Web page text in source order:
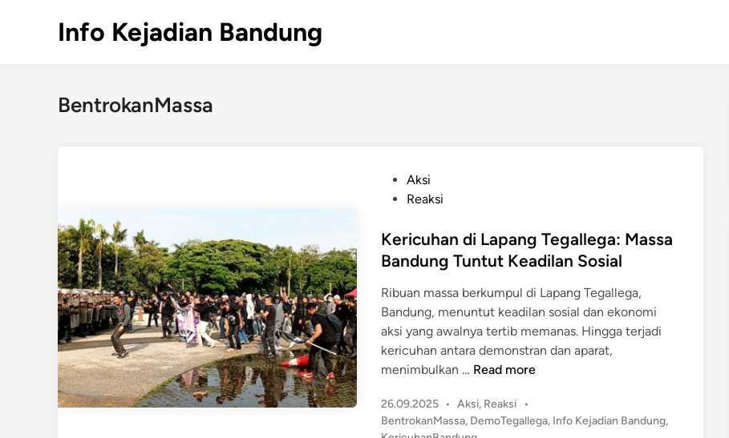
Info Kejadian Bandung
BentrokanMassa
t
e
i
n
Aksi
Reaksi
Kericuhan di Lapang Tegallega: Massa
Bandung Tuntut Keadilan Sosial
Ribuan massa berkumpul di Lapang Tegallega,
Bandung, menuntut keadilan sosial dan ekonomi
aksi yang awalnya tertib memanas. Hingga terjadi
kericuhan antara demonstran dan aparat,
menimbulkan … K
r
i
Read more
26.09.2025 • P
o
Aksi, Reaksi
•
BentrokanMassa, DemoTegallega, Info Kejadian Bandung,